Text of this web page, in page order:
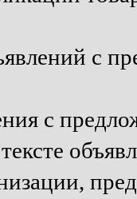
с
с